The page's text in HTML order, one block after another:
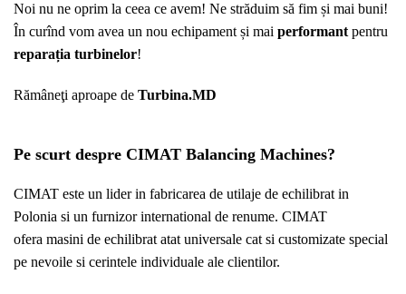
Noi nu ne oprim la ceea ce avem! Ne străduim să fim și mai buni!
În curînd vom avea un nou echipament și mai performant pentru
reparația turbinelor!
Rămâneţi aproape de Turbina.MD
Pe scurt despre CIMAT Balancing Machines?
CIMAT este un lider in fabricarea de utilaje de echilibrat in
Polonia si un furnizor international de renume. CIMAT
ofera masini de echilibrat atat universale cat si customizate special
pe nevoile si cerintele individuale ale clientilor.